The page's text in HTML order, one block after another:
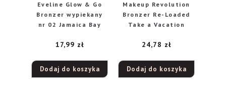
Eveline Glow & Go
Bronzer wypiekany
nr 02 Jamaica Bay
17,99 zł
Dodaj do koszyka
Makeup Revolution
Bronzer Re-Loaded
Take a Vacation
24,78 zł
Dodaj do koszyka